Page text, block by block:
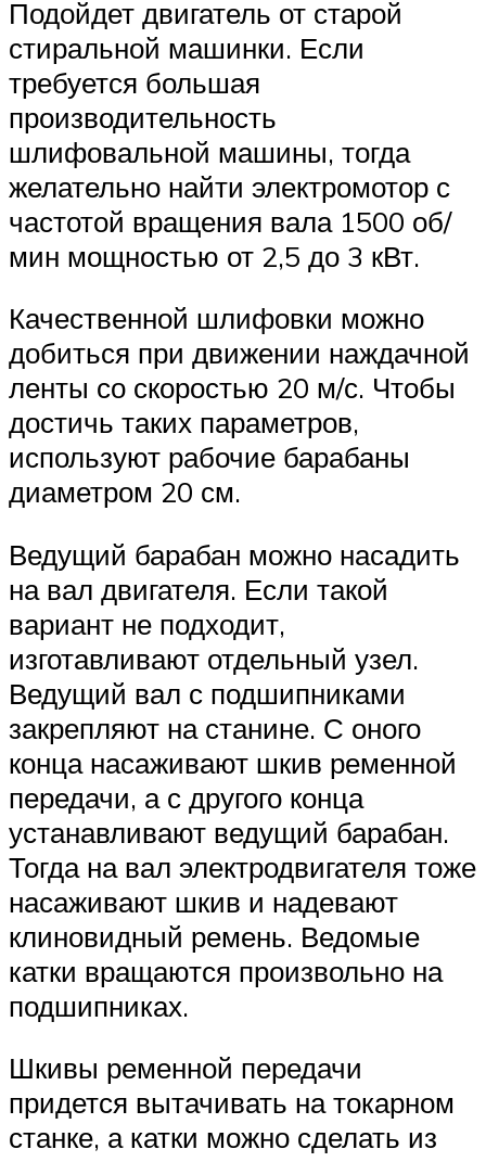
Подойдет двигатель от старой
стиральной машинки. Если
требуется большая
производительность
шлифовальной машины, тогда
желательно найти электромотор с
частотой вращения вала 1500 об/
мин мощностью от 2,5 до 3 кВт.
Качественной шлифовки можно
добиться при движении наждачной
ленты со скоростью 20 м/с. Чтобы
достичь таких параметров,
используют рабочие барабаны
диаметром 20 см.
Ведущий барабан можно насадить
на вал двигателя. Если такой
вариант не подходит,
изготавливают отдельный узел.
Ведущий вал с подшипниками
закрепляют на станине. С оного
конца насаживают шкив ременной
передачи, а с другого конца
устанавливают ведущий барабан.
Тогда на вал электродвигателя тоже
насаживают шкив и надевают
клиновидный ремень. Ведомые
катки вращаются произвольно на
подшипниках.
Шкивы ременной передачи
придется вытачивать на токарном
станке, а катки можно сделать из